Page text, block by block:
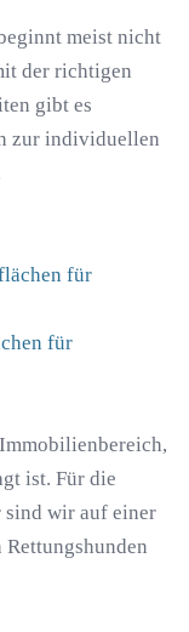
meist nicht
der richtigen
gibt es
zur individuellen
für
ist. Für die
sind wir auf einer